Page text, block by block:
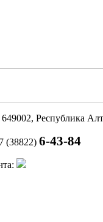
Республика
(38822) 6-43-84